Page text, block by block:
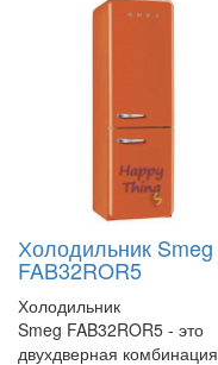
Холодильник Smeg
FAB32ROR5
Холодильник
Smeg FAB32ROR5 - это
двухдверная комбинация